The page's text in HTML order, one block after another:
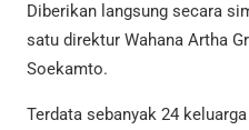
Diberikan langsung secara
satu direktur Wahana Artha
Soekamto.
Terdata sebanyak 24